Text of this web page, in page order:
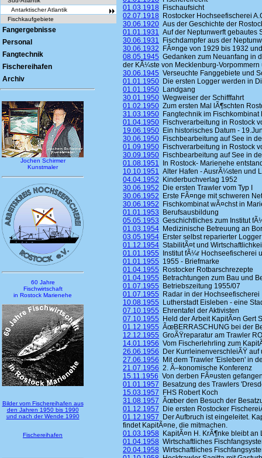
Antarktischer Atlantik
Fischkaufgebiete
Fangergebnisse
Personal
Fangtechnik
Fischereihafen
Archiv
Jochen Schirmer
Kunstmaler
60 Jahre
Fischwirtschaft
in Rostock Marienehe
Bilder vom Fischereihafen aus
den Jahren 1950 bis 1990
und nach der Wende 1990
Fischereihafen
01.03.1918 Fischaufsicht
02.07.1918 Rostocker Hochseefischerei
30.06.1920 Aus der Geschichte der
01.01.1931 Auf der Neptunwerft gebautes
30.06.1931 Fischdampfer aus der
30.06.1932 FÃ¤nge von 1929 bis 1932
08.05.1945 Gedanken zum Neuanfang in
der KÃ¼ste von Mecklenburg-
30.06.1945 Verseuchte Fanggebiete und
01.01.1950 Die ersten Logger werden in
01.01.1950 Landgang
30.01.1950 Wegweiser der Schifffahrt
01.02.1950 Zum ersten Mal lÃ¶schten
31.03.1950 Fangtechnik im Fischkombinat
01.04.1950 Fischverarbeitung in Rostock
19.06.1950 Ein historisches Datum -
30.06.1950 Fischbearbeitung auf See in
01.09.1950 Fischverarbeitung in Rostock
30.09.1950 Fischbearbeitung auf See in
01.08.1951 In Rostock- Marienehe
10.10.1951 Alter Hafen - AusrÃ¼sten und
04.04.1952 Kinderbuchverlag 1952
30.06.1952 Die ersten Trawler vom Typ I
30.06.1952 Erste FÃ¤nge mit schweren
30.06.1952 Fischkombinat wÃ¤chst in
01.01.1953 Berufsausbildung
05.05.1953 Geschichtliches zum Institut
01.03.1954 Medizinische Betreuung an
03.05.1954 Erster selbst reparierter Logger
01.12.1954 StabilitÃ¤t und
01.01.1955 Institut fÃ¼r Hochseefischerei
01.01.1955 1955 - Briefmarke
01.04.1955 Rostocker Rotbarschrezepte
01.04.1955 Betrachtungen zum Bau und
01.07.1955 Betriebszeitung 1955/07
01.07.1955 Radar in der Hochseefischerei
10.08.1955 Lutherstadt Eisleben - eine
07.10.1955 Ehrentafel der Aktivisten
07.10.1955 Held der Arbeit KapitÃ¤n Gert
01.12.1955 ÃœBERRASCHUNG bei der
12.12.1955 GroÃŸreparatur am Trawler
14.01.1956 Vom Fischerlehrling zum
26.06.1956 Der KurrleinenverschleiÃŸ auf
27.06.1956 Mit dem Trawler 'Eisleben' in
21.07.1956 2. Ã–konomische Konferenz
15.11.1956 Von derben FÃ¤usten
01.01.1957 Besatzung des Trawlers
15.03.1957 FHS Robert Koch
31.08.1957 Ãœber den Besuch der
01.12.1957 Die ersten Rostocker
01.12.1957 Der Aufbruch ist eingeleitet.
findet KapitÃ¤ne, die mitmachen.
01.03.1958 KapitÃ¤n H. KrÃ¶nke bleibt an
01.04.1958 Wirtschaftliches
20.04.1958 Wirtschaftliches